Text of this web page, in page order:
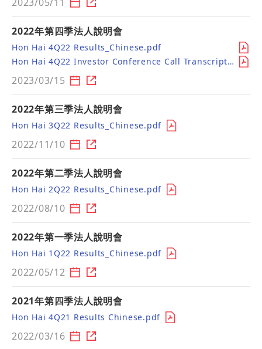
2022年第四季法人說明會
Hon Hai 4Q22 Results_Chinese.pdf
Hon Hai 4Q22 Investor Conference Call Transcript_Chinese.pdf
2023/03/15
2022年第三季法人說明會
Hon Hai 3Q22 Results_Chinese.pdf
2022/11/10
2022年第二季法人說明會
Hon Hai 2Q22 Results_Chinese.pdf
2022/08/10
2022年第一季法人說明會
Hon Hai 1Q22 Results_Chinese.pdf
2022/05/12
2021年第四季法人說明會
Hon Hai 4Q21 Results Chinese.pdf
2022/03/16